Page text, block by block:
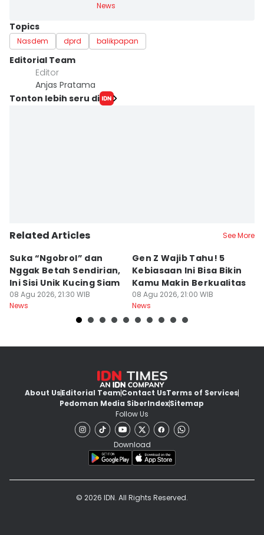
News
Topics
Nasdem dprd balikpapan
Editorial Team
Editor
Anjas Pratama
Tonton lebih seru di
Related Articles See More
Suka “Ngobrol” dan
Nggak Betah Sendirian,
Ini Sisi Unik Kucing Siam
08 Agu 2026, 21:30 WIB
News
Gen Z Wajib Tahu! 5
Kebiasaan Ini Bisa Bikin
Kamu Makin Berkualitas
08 Agu 2026, 21:00 WIB
News
About UsEditorial TeamContact UsTerms of Services
Pedoman Media SiberIndexSitemap
Follow Us
Download
© 2026 IDN. All Rights Reserved.